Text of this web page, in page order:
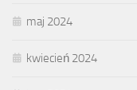
maj 2024
kwiecień 2024